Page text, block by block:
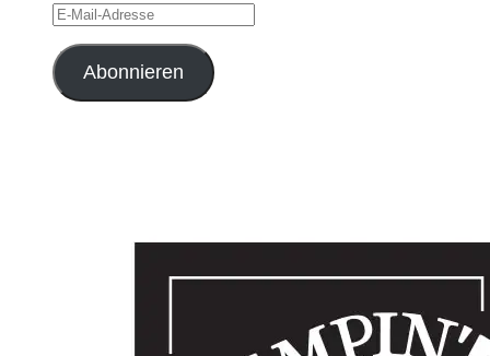
E-
Mail-
Adresse
Abonnieren